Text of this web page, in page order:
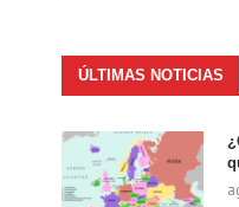
ÚLTIMAS NOTICIAS